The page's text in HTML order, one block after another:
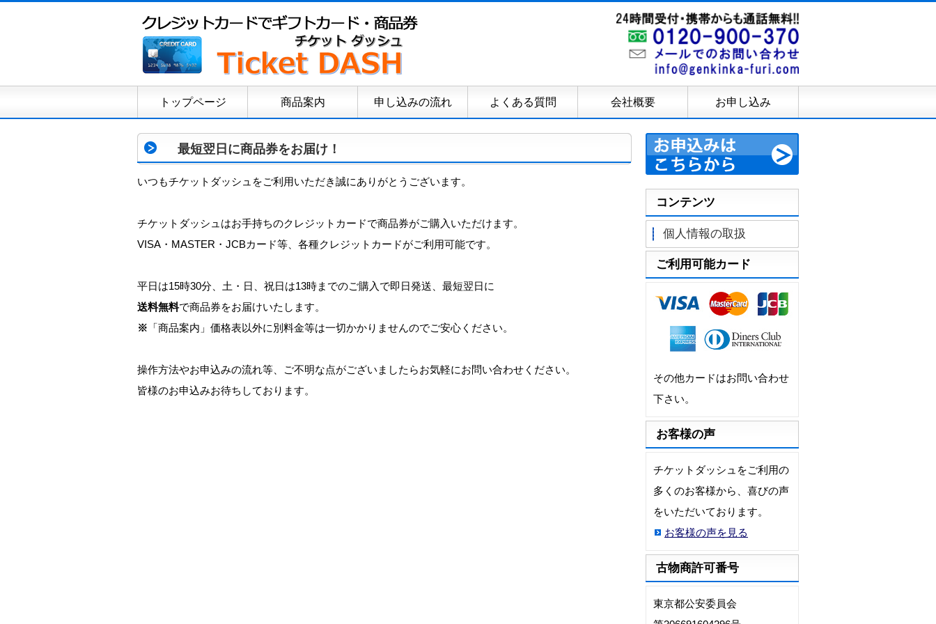
トップページ 商品案内 申し込みの流れ よくある質問 会社概要 お申し込み
最短翌日に商品券をお届け！
いつもチケットダッシュをご利用いただき誠にありがとうございます。
チケットダッシュはお手持ちのクレジットカードで商品券がご購入いただけます。
VISA・MASTER・JCBカード等、各種クレジットカードがご利用可能です。
平日は15時30分、土・日、祝日は13時までのご購入で即日発送、最短翌日に
送料無料で商品券をお届けいたします。
※ 「商品案内」価格表以外に別料金等は一切かかりませんのでご安心ください。
操作方法やお申込みの流れ等、ご不明な点がございましたらお気軽にお問い合わせください。
皆様のお申込みお待ちしております。
コンテンツ
個人情報の取扱
ご利用可能カード
その他カードはお問い合わせ
下さい。
お客様の声
チケットダッシュをご利用の
多くのお客様から、喜びの声
をいただいております。
お客様の声を見る
古物商許可番号
東京都公安委員会